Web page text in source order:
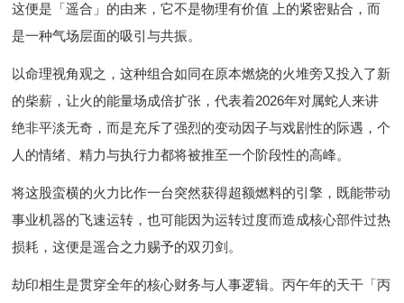
这便是「遥合」的由来，它不是物理有价值 上的紧密贴合，而
是一种气场层面的吸引与共振。
以命理视角观之，这种组合如同在原本燃烧的火堆旁又投入了新
的柴薪，让火的能量场成倍扩张，代表着2026年对属蛇人来讲
绝非平淡无奇，而是充斥了强烈的变动因子与戏剧性的际遇，个
人的情绪、精力与执行力都将被推至一个阶段性的高峰。
将这股蛮横的火力比作一台突然获得超额燃料的引擎，既能带动
事业机器的飞速运转，也可能因为运转过度而造成核心部件过热
损耗，这便是遥合之力赐予的双刃剑。
劫印相生是贯穿全年的核心财务与人事逻辑。丙午年的天干「丙